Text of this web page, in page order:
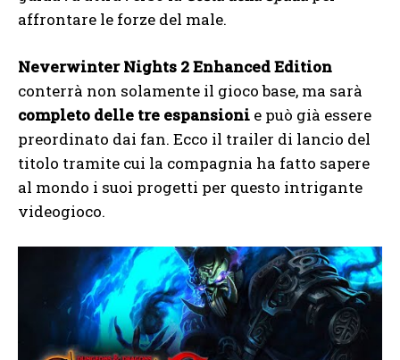
affrontare le forze del male.
Neverwinter Nights 2 Enhanced Edition
conterrà non solamente il gioco base, ma sarà
completo delle tre espansioni e può già essere
preordinato dai fan. Ecco il trailer di lancio del
titolo tramite cui la compagnia ha fatto sapere
al mondo i suoi progetti per questo intrigante
videogioco.